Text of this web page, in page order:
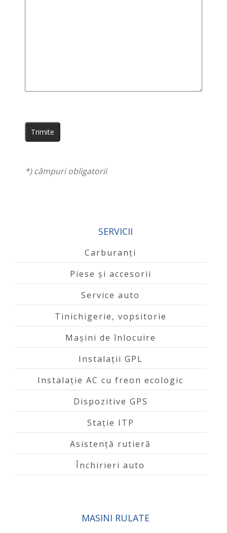
*) câmpuri obligatorii
SERVICII
Carburanți
Piese și accesorii
Service auto
Tinichigerie, vopsitorie
Mașini de înlocuire
Instalații GPL
Instalație AC cu freon ecologic
Dispozitive GPS
Stație ITP
Asistență rutieră
Închirieri auto
MASINI RULATE